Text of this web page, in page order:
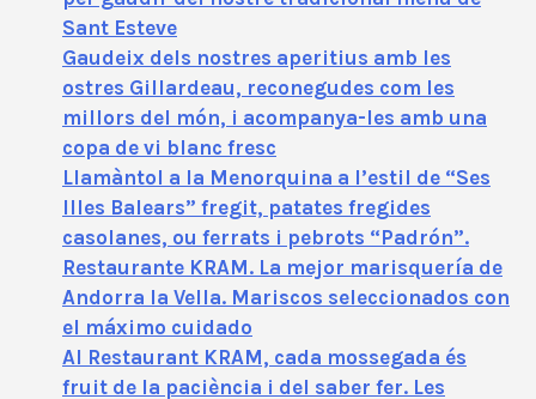
Sant Esteve
Gaudeix dels nostres aperitius amb les
ostres Gillardeau, reconegudes com les
millors del món, i acompanya-les amb una
copa de vi blanc fresc
Llamàntol a la Menorquina a l’estil de “Ses
Illes Balears” fregit, patates fregides
casolanes, ou ferrats i pebrots “Padrón”.
Restaurante KRAM. La mejor marisquería de
Andorra la Vella. Mariscos seleccionados con
el máximo cuidado
Al Restaurant KRAM, cada mossegada és
fruit de la paciència i del saber fer. Les